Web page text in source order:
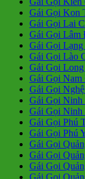
Gái Gọi Kon
Gái Gọi Lai
Gái Gọi Lâm
Gái Gọi Lạng
Gái Gọi Lào
Gái Gọi
Gái Gọi
Gái Gọi
Gái Gọi Ninh
Gái Gọi Ninh
Gái Gọi Phú
Gái Gọi Phú
Gái Gọi
Gái Gọi
Gái Gọi
Gái Gọi